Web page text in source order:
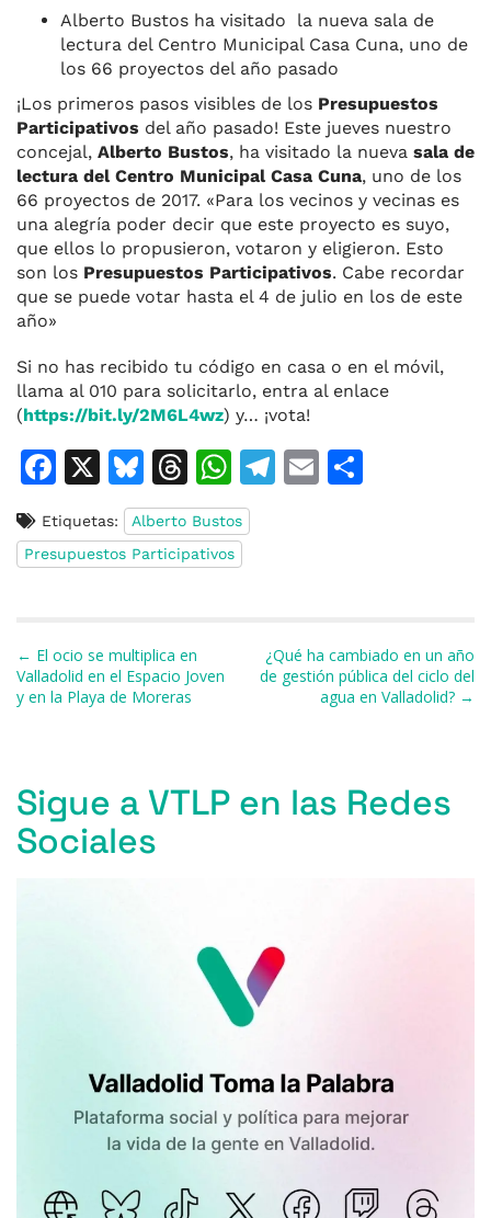
Alberto Bustos ha visitado la nueva sala de
lectura del Centro Municipal Casa Cuna, uno de
los 66 proyectos del año pasado
¡Los primeros pasos visibles de los Presupuestos
Participativos del año pasado! Este jueves nuestro
concejal, Alberto Bustos, ha visitado la nueva sala de
lectura del Centro Municipal Casa Cuna, uno de los
66 proyectos de 2017. «Para los vecinos y vecinas es
una alegría poder decir que este proyecto es suyo,
que ellos lo propusieron, votaron y eligieron. Esto
son los Presupuestos Participativos. Cabe recordar
que se puede votar hasta el 4 de julio en los de este
año»
Si no has recibido tu código en casa o en el móvil,
llama al 010 para solicitarlo, entra al enlace
(https://bit.ly/2M6L4wz) y… ¡vota!
F
c
e
o
o
k
X
Bl
u
e
s
y
T
h
re
a
s
W
h
at
s
T
m
E
ti
r
Etiquetas:
Alberto Bustos
Presupuestos Participativos
Navegación de entradas
← El ocio se multiplica en
Valladolid en el Espacio Joven
y en la Playa de Moreras
¿Qué ha cambiado en un año
de gestión pública del ciclo del
agua en Valladolid? →
Sigue a VTLP en las Redes
Sociales